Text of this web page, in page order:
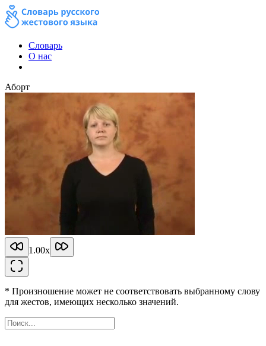
Словарь
О нас
Аборт
1.00x
* Произношение может не соответствовать выбранному слову
для жестов, имеющих несколько значений.